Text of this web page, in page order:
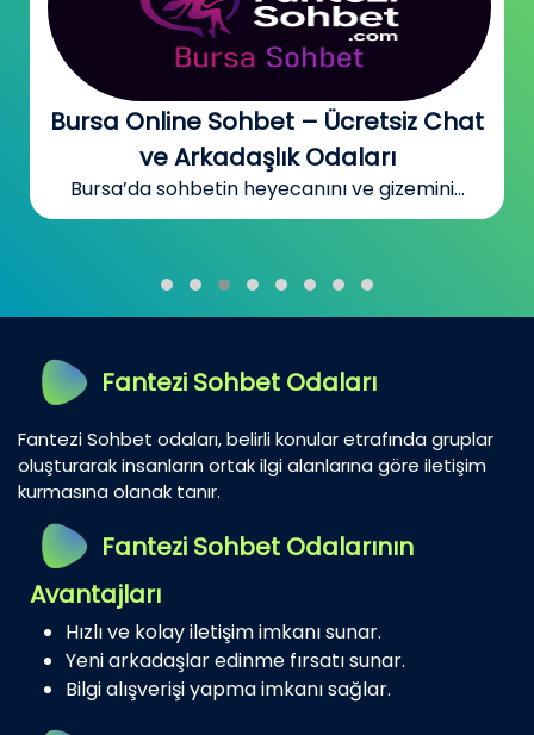
Bursa Online Sohbet – Ücretsiz Chat
ve Arkadaşlık Odaları
Bursa’da sohbetin heyecanını ve gizemini...
Fantezi Sohbet Odaları
Fantezi Sohbet odaları, belirli konular etrafında gruplar
oluşturarak insanların ortak ilgi alanlarına göre iletişim
kurmasına olanak tanır.
Fantezi Sohbet Odalarının
Avantajları
Hızlı ve kolay iletişim imkanı sunar.
Yeni arkadaşlar edinme fırsatı sunar.
Bilgi alışverişi yapma imkanı sağlar.